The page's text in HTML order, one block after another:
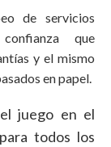
de servicios
que
y el mismo
en papel.
juego en el
todos los